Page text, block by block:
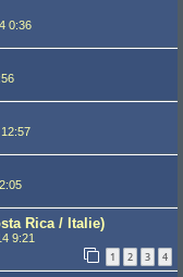
0:36
Rica / Italie)
9:21
1 2 3 4